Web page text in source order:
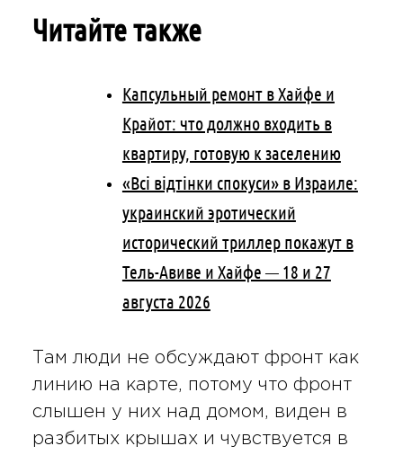
Читайте также
Капсульный ремонт в Хайфе и
Крайот: что должно входить в
квартиру, готовую к заселению
«Всі відтінки спокуси» в Израиле:
украинский эротический
исторический триллер покажут в
Тель-Авиве и Хайфе — 18 и 27
августа 2026
Там люди не обсуждают фронт как
линию на карте, потому что фронт
слышен у них над домом, виден в
разбитых крышах и чувствуется в